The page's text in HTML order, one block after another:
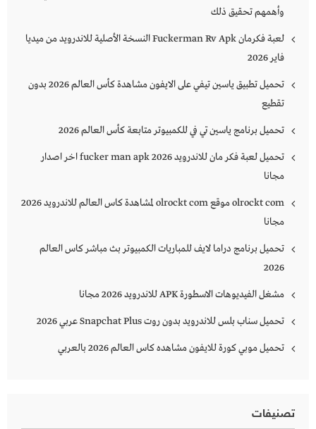
وأهمهم تحقيق ذلك
لعبة فكرمان Fuckerman Rv Apk النسخة الأصلية للاندرويد من ميديا
فاير 2026
تحميل تطبيق ياسين تيفي على الايفون مشاهدة كأس العالم 2026 بدون
تقطيع
تحميل برنامج ياسين تي في للكمبيوتر متابعة كأس العالم 2026
تحميل لعبة فكر مان للاندرويد 2026 fucker man apk اخر اصدار
مجانا
olrockt com موقع olrockt com لمشاهدة كاس العالم للاندرويد 2026
مجانا
تحميل برنامج دراما لايف للمباريات الكمبيوتر بث مباشر كاس العالم
2026
مشغل الفيديوهات الاسطورة APK للاندرويد 2026 مجانا
تحميل سناب بلس للاندرويد بدون روت Snapchat Plus‏ عربي 2026
تحميل موبي كورة للايفون مشاهده كاس العالم 2026 بالعربي
تصنيفات